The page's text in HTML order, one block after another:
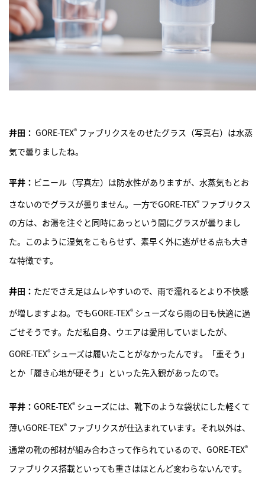
井田： GORE-TEX® ファブリクスをのせたグラス（写真右）は水蒸
気で曇りましたね。
平井： ビニール（写真左）は防水性がありますが、水蒸気もとお
さないのでグラスが曇りません。一方でGORE-TEX® ファブリクス
の方は、お湯を注ぐと同時にあっという間にグラスが曇りまし
た。このように湿気をこもらせず、素早く外に逃がせる点も大き
な特徴です。
井田： ただでさえ足はムレやすいので、雨で濡れるとより不快感
が増しますよね。でもGORE-TEX® シューズなら雨の日も快適に過
ごせそうです。ただ私自身、ウエアは愛用していましたが、
GORE-TEX® シューズは履いたことがなかったんです。「重そう」
とか「履き心地が硬そう」といった先入観があったので。
平井： GORE-TEX® シューズには、靴下のような袋状にした軽くて
薄いGORE-TEX® ファブリクスが仕込まれています。それ以外は、
通常の靴の部材が組み合わさって作られているので、GORE-TEX®
ファブリクス搭載といっても重さはほとんど変わらないんです。